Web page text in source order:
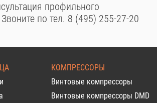
профильного
по тел. 8 (495) 255-27-20
КОМПРЕССОРЫ
Винтовые компрессоры
Винтовые компрессоры DMD